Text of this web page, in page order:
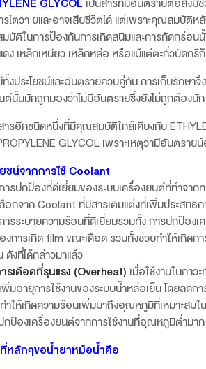
GLYCOL เป็นสารที่มีอันตรายต่อสิ่งมี
รไตวา ยและอาจเสียชีวิตได้ แต่เพราะคุณสมบั
บัติในการป้องกันการเกิดสนิมและการกัดกร่อน
ดง เหล็กเหนียว เหล็กหล่อ หรือแม้แต่ตะกั่วบัดกรี
งประโยชน์และอันตรายควบคู่กัน การเก็บรักษา
ต์นั้นมักถูกมองว่าไม่มีอันตรายซึ่งยังไม่ถูกต้องนัก
ารอีกชนิดหนึ่งที่มีคุณสมบัติใกล้เคียงกับ
GLYCOL เพราะเหตุว่ามีอันตรา
ยชน์จากการใช้ Coolant
ารปกป้องที่ดีเยี่ยมของระบบเครื่องยนต์ที่ทำจา
อกจาก Coolant ที่มีสารเติมแต่งที่เพิ่มประสิทธิ
ารระบายความร้อนที่ดีเยี่ยมรวมทั้ง การปกป้อง
งการเกิด film ขณะเดือด รวมทั้งช่วยทำให้เกิด
ดังที่ได้กล่าวมาแล้ว
รเดือดที่รุนแรง (Overheat) เมื่อใช้งานในภา
พิ่มอายุการใช้งานของระบบน้ำหล่อเย็น โดยล
ำให้เกิดความร้อนเพิ่มมาถึงอุณหภูมิที่เหมาะสม
กป้องเครื่องยนต์จากการใช้งานที่อุณหภูมิต่ำมา
หลักๆขอน้ำยาหม้อน้ำคือ